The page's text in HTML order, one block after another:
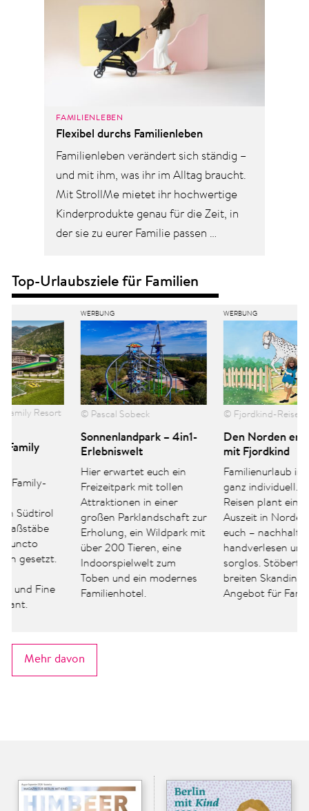
FAMILIENLEBEN
Flexibel durchs Familienleben
Familienleben verändert sich ständig –
und mit ihm, was ihr im Alltag braucht.
Mit StrollMe mietet ihr hochwertige
Kinderprodukte genau für die Zeit, in
der sie zu eurer Familie passen …
Top-Urlaubsziele für Familien
© Pascal Sobeck
Sonnenlandpark – 4in1-
Erlebniswelt
Hier erwartet euch ein
Freizeitpark mit tollen
Attraktionen in einer
großen Parklandschaft zur
Erholung, ein Wildpark mit
über 200 Tieren, eine
Indoorspielwelt zum
Toben und ein modernes
Familienhotel.
© Fjordkind-Reisen
Den Norden entdecken
mit Fjordkind
Familienurlaub im Norden
ganz individuell. Fjordkind-
Reisen plant eine echte
Auszeit in Nordeuropa für
euch – nachhaltig,
handverlesen und rundum
sorglos. Stöbert jetzt im
breiten Skandinavien-
Angebot für Familien.
Mehr davon